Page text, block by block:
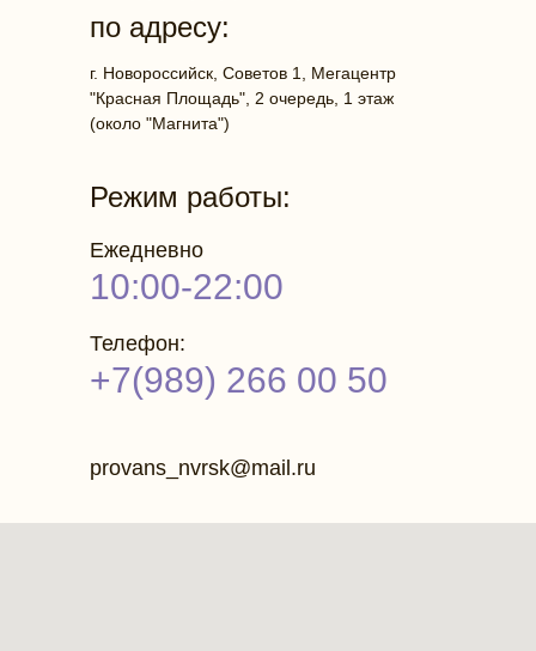
по адресу:
г. Новороссийск, Советов 1, Мегацентр
"Красная Площадь", 2 очередь, 1 этаж
(около "Магнита")
provans_nvrsk@mail.ru
Режим работы:
Ежедневно
Телефон:
10:00-22:00
+7(989) 266 00 50